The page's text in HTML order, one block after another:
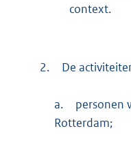
context.
2. De
a.
personen
Rotterdam;